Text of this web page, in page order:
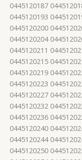
0445120187
0445120193
0445120200
0445120204
0445120211
0445120215
0445120219
0445120223
0445120227
0445120232
0445120236
0445120240
0445120244
0445120250